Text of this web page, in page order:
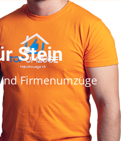
Stein
Firmenumzüge